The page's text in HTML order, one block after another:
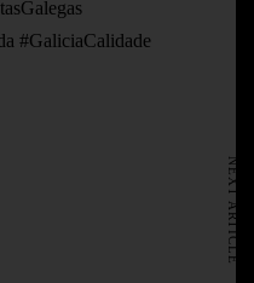
#GaliciaCalidade
NEXT ARTICLE